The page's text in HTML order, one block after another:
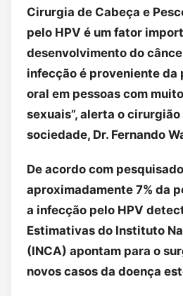
Cirurgia de Cabeça e
pelo HPV é um fator
desenvolvimento do
infecção é proveniente da
oral em pessoas com
sexuais”, alerta o
sociedade, Dr. Fernando
De acordo com
aproximadamente 7% da
a infecção pelo HPV
Estimativas do Instituto
(INCA) apontam para o
novos casos da doença